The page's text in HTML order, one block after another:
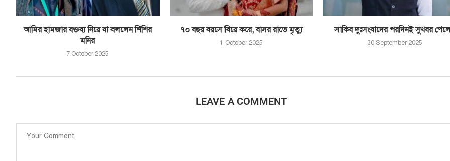
আমির হামজার বক্তব্য নিয়ে যা বললেন শিশির
মনির
7 October 2025
৭০ বছর বয়সে বিয়ে করে, বাসর রাতে মৃত্যু
1 October 2025
সাকিব দুঃসংবাদের পরদিনই সুখবর
30 September 2025
LEAVE A COMMENT